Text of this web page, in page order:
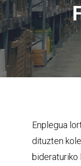
Enplegua
dituzten
bideraturiko